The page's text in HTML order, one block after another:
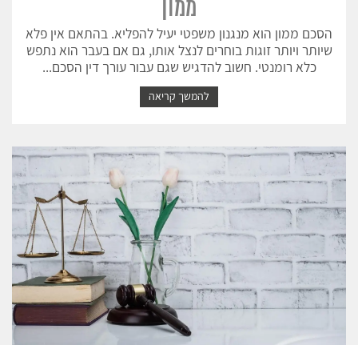
ממון
הסכם ממון הוא מנגנון משפטי יעיל להפליא. בהתאם אין פלא
שיותר ויותר זוגות בוחרים לנצל אותו, גם אם בעבר הוא נתפש
כלא רומנטי. חשוב להדגיש שגם עבור עורך דין הסכם...
להמשך קריאה